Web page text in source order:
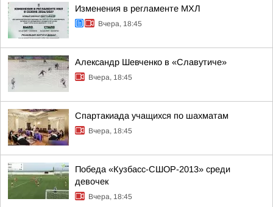
Изменения в регламенте МХЛ
Вчера, 18:45
Александр Шевченко в «Славутиче»
Вчера, 18:45
Спартакиада учащихся по шахматам
Вчера, 18:45
Победа «Кузбасс-СШОР-2013» среди
девочек
Вчера, 18:45